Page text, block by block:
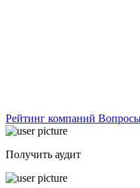
Рейтинг компаний
Получить аудит